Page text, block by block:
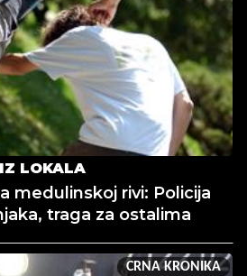
LOKALA
medulinskoj rivi: Policija
traga za ostalima
CRNA KRONIKA